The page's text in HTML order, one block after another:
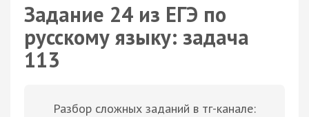
Задание 24 из ЕГЭ по
русскому языку: задача
113
Разбор сложных заданий в тг-канале: